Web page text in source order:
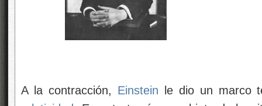
A la contracción, Einstein le dio un marco